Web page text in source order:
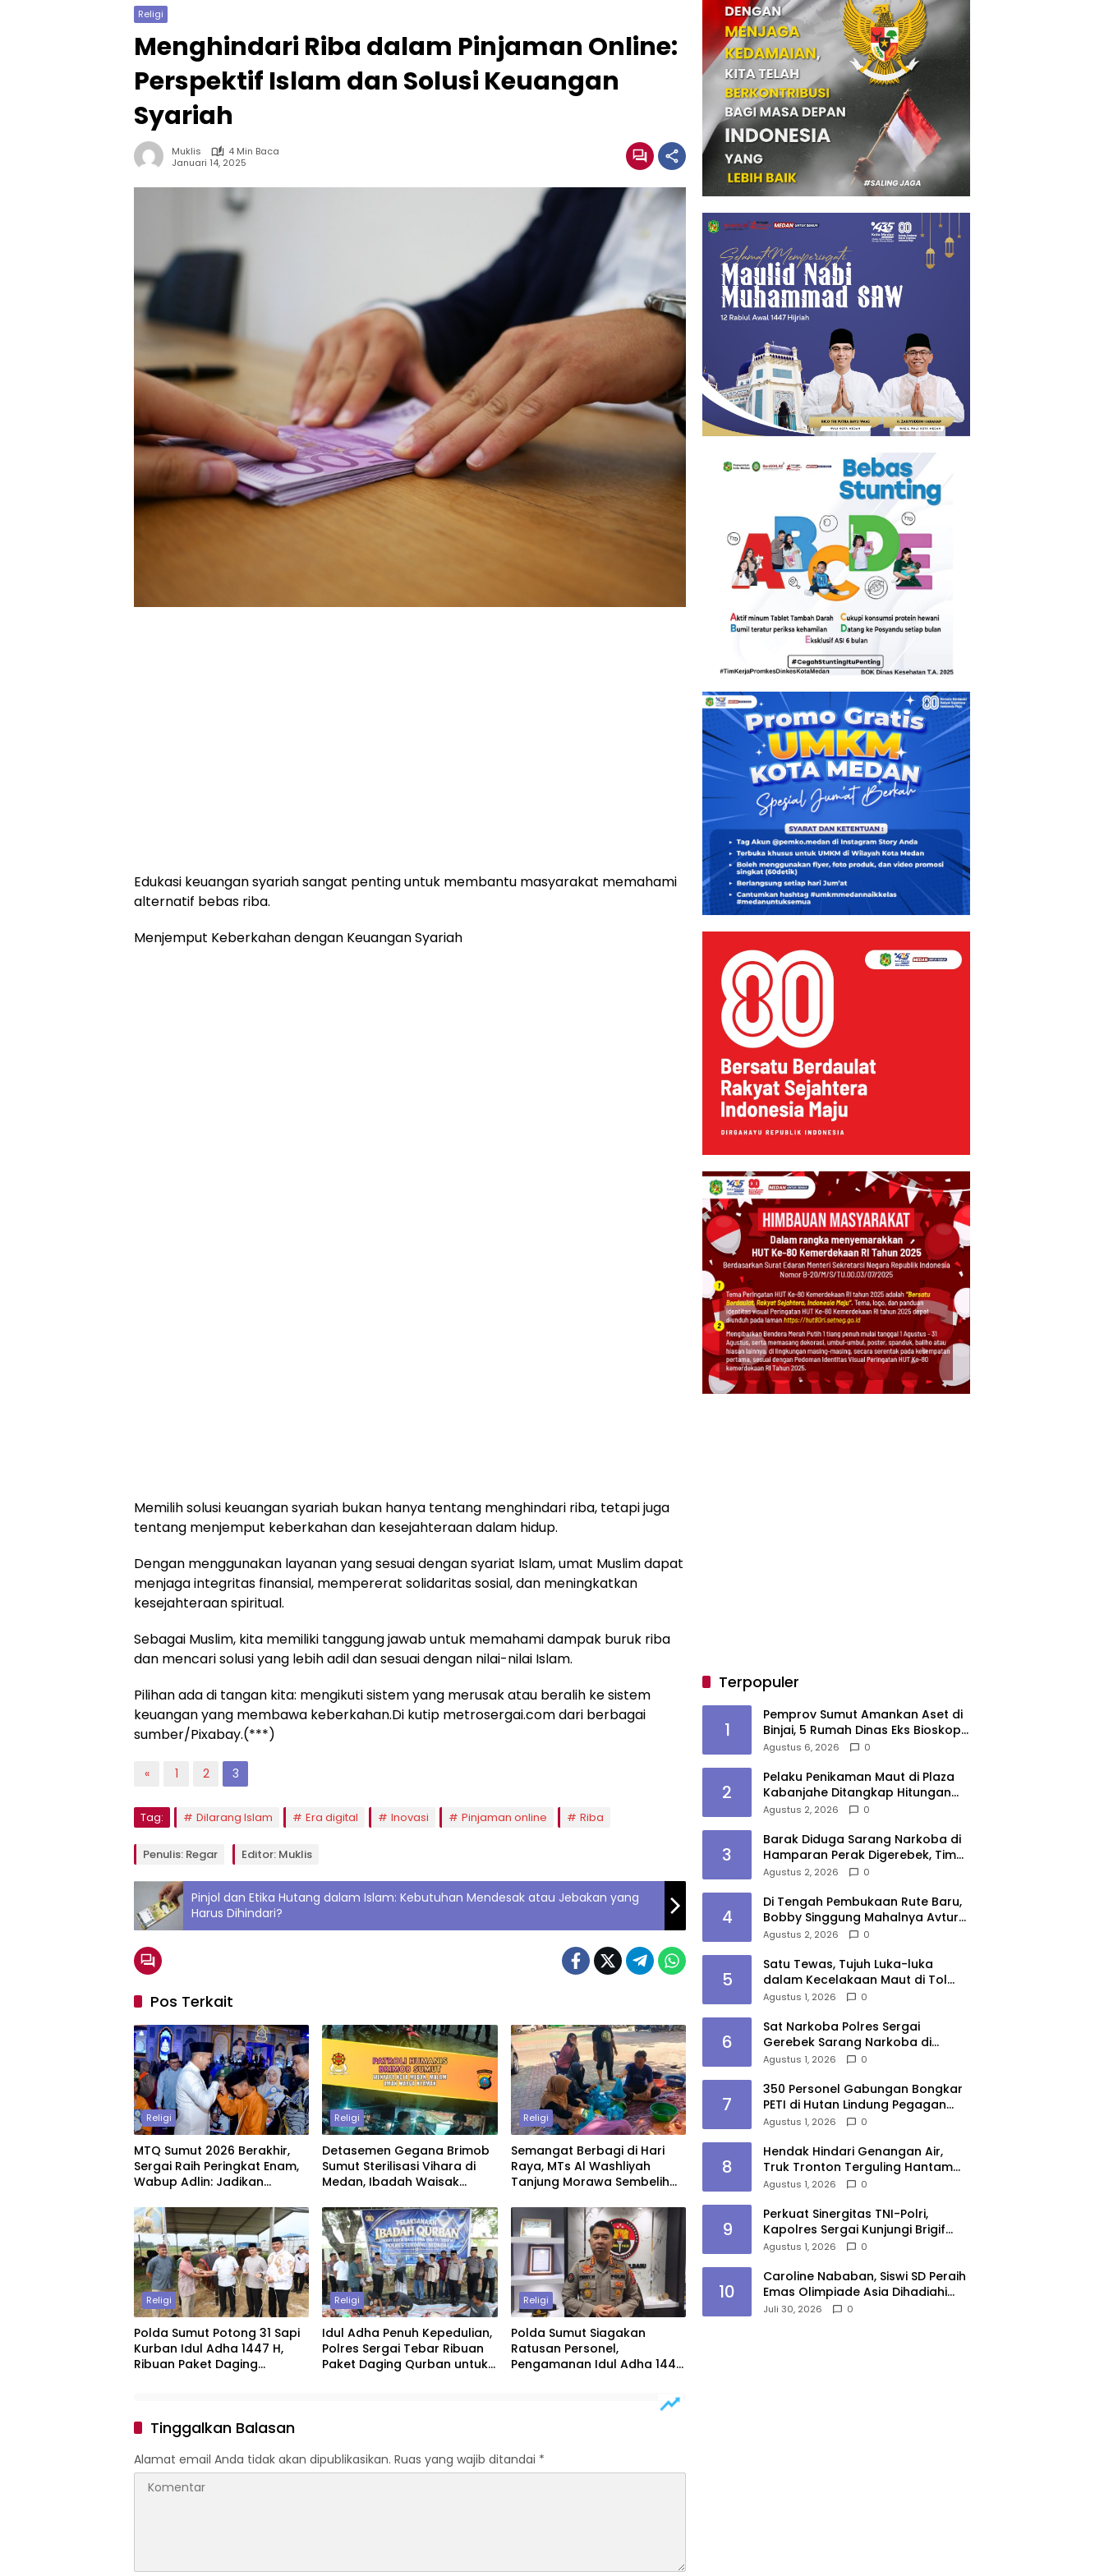
Religi
Menghindari Riba dalam Pinjaman Online:
Perspektif Islam dan Solusi Keuangan
Syariah
Muklis
4 Min Baca
Januari 14, 2025
Edukasi keuangan syariah sangat penting untuk membantu masyarakat memahami
alternatif bebas riba.
Menjemput Keberkahan dengan Keuangan Syariah
Memilih solusi keuangan syariah bukan hanya tentang menghindari riba, tetapi juga
tentang menjemput keberkahan dan kesejahteraan dalam hidup.
Dengan menggunakan layanan yang sesuai dengan syariat Islam, umat Muslim dapat
menjaga integritas finansial, mempererat solidaritas sosial, dan meningkatkan
kesejahteraan spiritual.
Sebagai Muslim, kita memiliki tanggung jawab untuk memahami dampak buruk riba
dan mencari solusi yang lebih adil dan sesuai dengan nilai-nilai Islam.
Pilihan ada di tangan kita: mengikuti sistem yang merusak atau beralih ke sistem
keuangan yang membawa keberkahan.Di kutip metrosergai.com dari berbagai
sumber/Pixabay.(***)
« 1 2 3
Tag: Dilarang Islam Era digital Inovasi Pinjaman online Riba
Penulis: Regar Editor: Muklis
Pinjol dan Etika Hutang dalam Islam: Kebutuhan Mendesak atau Jebakan yang
Harus Dihindari?
Pos Terkait
Religi
MTQ Sumut 2026 Berakhir,
Sergai Raih Peringkat Enam,
Wabup Adlin: Jadikan
Religi
Detasemen Gegana Brimob
Sumut Sterilisasi Vihara di
Medan, Ibadah Waisak
Khidmat
Religi
Semangat Berbagi di Hari
Raya, MTs Al Washliyah
Tanjung Morawa Sembelih
Religi
Polda Sumut Potong 31 Sapi
Kurban Idul Adha 1447 H,
Ribuan Paket Daging
Religi
Idul Adha Penuh Kepedulian,
Polres Sergai Tebar Ribuan
Paket Daging Qurban untuk
Religi
Polda Sumut Siagakan
Ratusan Personel,
Pengamanan Idul Adha 1447
Tinggalkan Balasan
Alamat email Anda tidak akan dipublikasikan. Ruas yang wajib ditandai *
Terpopuler
1
Pemprov Sumut Amankan Aset di
Binjai, 5 Rumah Dinas Eks Bioskop
Ria Dibongkar
Agustus 6, 2026 0
2
Pelaku Penikaman Maut di Plaza
Kabanjahe Ditangkap Hitungan
Menit, Polisi Dalami Motif
Agustus 2, 2026 0
3
Barak Diduga Sarang Narkoba di
Hamparan Perak Digerebek, Tim
Gabungan Musnahkan Lokasi
Agustus 2, 2026 0
4
Di Tengah Pembukaan Rute Baru,
Bobby Singgung Mahalnya Avtur
Kualanamu
Agustus 2, 2026 0
5
Satu Tewas, Tujuh Luka-luka
dalam Kecelakaan Maut di Tol
Medan–Tebing Tinggi
Agustus 1, 2026 0
6
Sat Narkoba Polres Sergai
Gerebek Sarang Narkoba di
Sungai Buaya, Satu Terduga
Agustus 1, 2026 0
7
350 Personel Gabungan Bongkar
PETI di Hutan Lindung Pegagan
Hilir, 47 Camp dan Puluhan
Agustus 1, 2026 0
8
Hendak Hindari Genangan Air,
Truk Tronton Terguling Hantam
Pembatas Jalan di Jalinsum
Agustus 1, 2026 0
9
Perkuat Sinergitas TNI-Polri,
Kapolres Sergai Kunjungi Brigif
7/Rimba Raya
Agustus 1, 2026 0
10
Caroline Nababan, Siswi SD Peraih
Emas Olimpiade Asia Dihadiahi
Gubernur Bobby Nasution
Juli 30, 2026 0